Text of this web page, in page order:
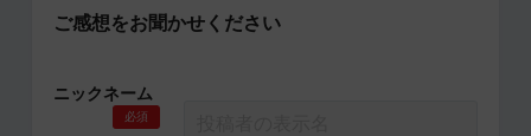
ご感想をお聞かせください
ニックネーム
必須